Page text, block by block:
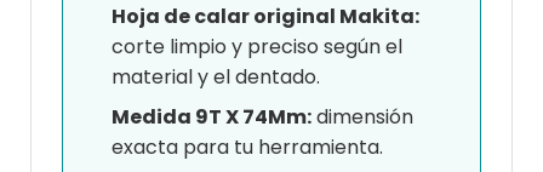
Hoja de calar original Makita:
corte limpio y preciso según el
material y el dentado.
Medida 9T X 74Mm:dimensión
exacta para tu herramienta.